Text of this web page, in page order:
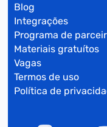
Blog
Integrações
Programa de
Materiais gratuítos
Vagas
Termos de uso
Política de